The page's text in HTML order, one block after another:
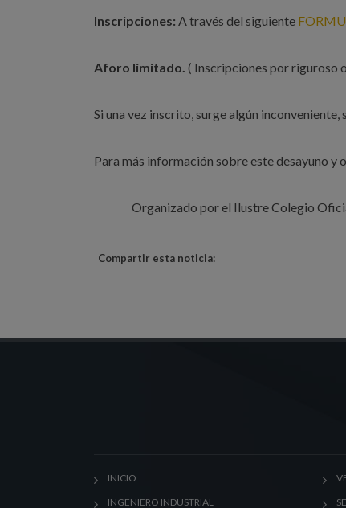
Inscripciones: A través del siguiente
Aforo limitado. ( Inscripciones por riguroso
Si una vez inscrito, surge algún
Para más información sobre este desayuno
Organizado por el Ilustre Colegio
Compartir esta noticia:
INICIO
INGENIERO INDUSTRIAL